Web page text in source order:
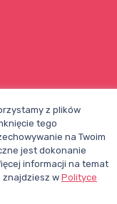
© 1998–2026
z plików
tego
na Twoim
jest dokonanie
informacji na temat
znajdziesz w Polityce